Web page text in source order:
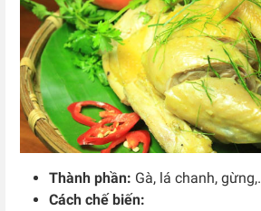
Thành phần: Gà, lá chanh,
Cách chế biến: